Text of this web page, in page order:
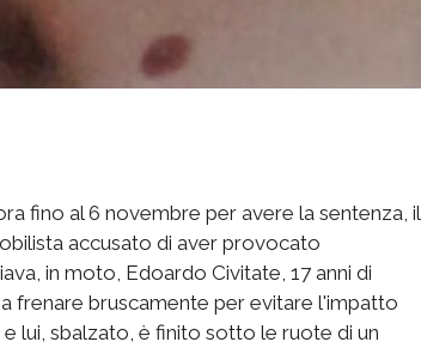
fino al 6 novembre per avere la sentenza, il
accusato di aver provocato
in moto, Edoardo Civitate, 17 anni di
frenare bruscamente per evitare l'impatto
lui, sbalzato, è finito sotto le ruote di un